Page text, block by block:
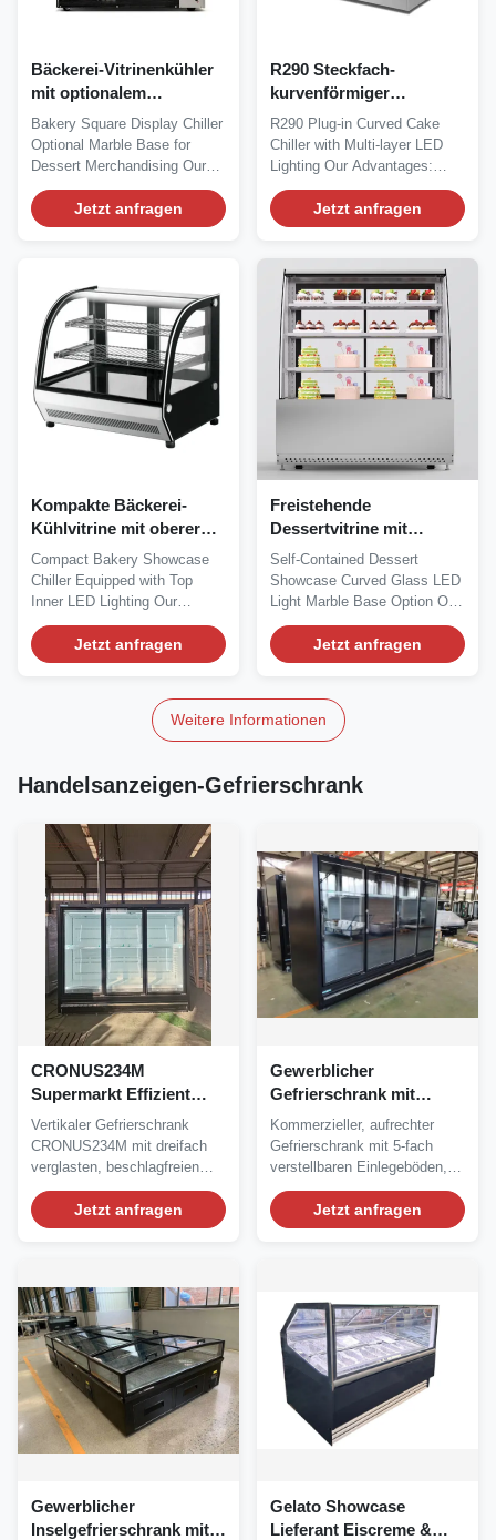
Bäckerei-Vitrinenkühler
mit optionalem
Marmorsockel für die
Dessertpräsentation
Bakery Square Display Chiller
Optional Marble Base for
Dessert Merchandising Our
Advantages: VERA...
Jetzt anfragen
R290 Steckfach-
kurvenförmiger
Kuchenkühler mit
mehrschichtiger LED-
Beleuchtung
R290 Plug-in Curved Cake
Chiller with Multi-layer LED
Lighting Our Advantages:
ROSA curved pastry...
Jetzt anfragen
Kompakte Bäckerei-
Kühlvitrine mit oberer
interner LED-
Beleuchtung
Compact Bakery Showcase
Chiller Equipped with Top
Inner LED Lighting Our
Advantages: LISA...
Jetzt anfragen
Freistehende
Dessertvitrine mit
gebogenem Glas, LED-
Beleuchtung und
Marmorsockel (optional)
Self‑Contained Dessert
Showcase Curved Glass LED
Light Marble Base Option Our
Advantages: The...
Jetzt anfragen
Weitere Informationen
Handelsanzeigen-Gefrierschrank
CRONUS234M
Supermarkt Effizient
Gefrierkost-Kühlvitrine
Vertikaler Glastür-
Gefrierschrank
Vertikaler Gefrierschrank
CRONUS234M mit dreifach
verglasten, beschlagfreien
Glastüren,...
Jetzt anfragen
Gewerblicher
Gefrierschrank mit
Fernbedienung,
Abtauautomatik und
LED-Beleuchtung für
Tiefkühlkost
Kommerzieller, aufrechter
Gefrierschrank mit 5-fach
verstellbaren Einlegeböden,
LED-Beleuchtung...
Jetzt anfragen
Gewerblicher
Inselgefrierschrank mit
Gelato Showcase
Lieferant Eiscreme &